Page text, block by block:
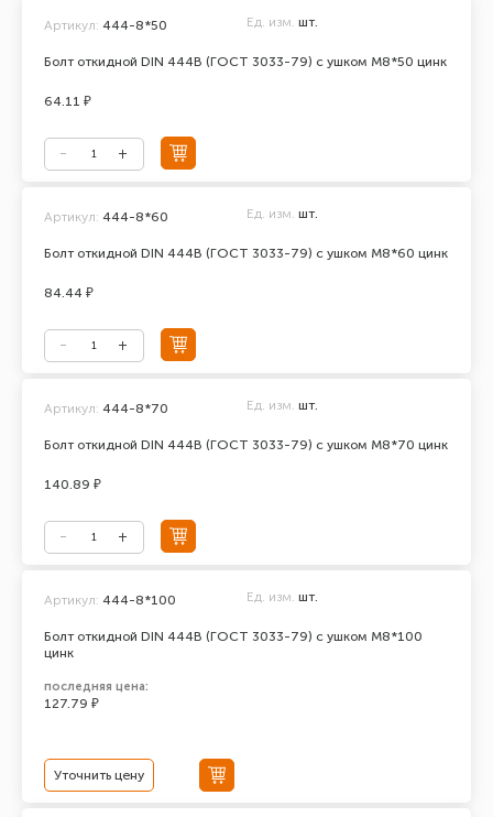
Болт откидной DIN 444В (ГОСТ 3033-79) с ушком М8*50 цинк
Артикул: 444-8*50 Ед. изм. шт.
64.11 ₽
Болт откидной DIN 444В (ГОСТ 3033-79) с ушком М8*60 цинк
Артикул: 444-8*60 Ед. изм. шт.
84.44 ₽
Болт откидной DIN 444В (ГОСТ 3033-79) с ушком М8*70 цинк
Артикул: 444-8*70 Ед. изм. шт.
140.89 ₽
Болт откидной DIN 444В (ГОСТ 3033-79) с ушком М8*100
цинк
Артикул: 444-8*100 Ед. изм. шт.
последняя цена:
127.79 ₽
Уточнить цену